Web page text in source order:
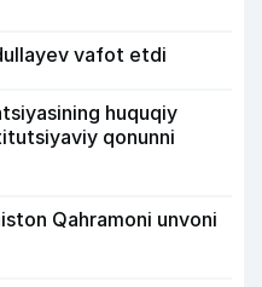
vafot etdi
huquqiy
qonunni
Qahramoni unvoni